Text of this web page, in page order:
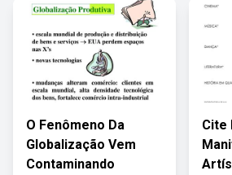
O Fenômeno Da
Globalização Vem
Contaminando
Cite